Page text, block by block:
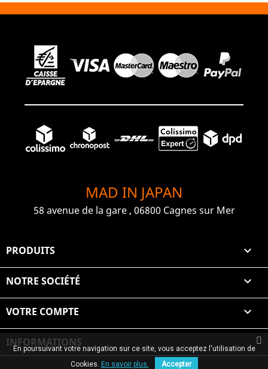
MAD IN JAPAN
58 avenue de la gare , 06800 Cagnes sur Mer
PRODUITS 
NOTRE SOCIÉTÉ 
VOTRE COMPTE 
INFORMATIONS
© 2026 Graiet Mehdi & Geelen
En poursuivant votre navigation sur ce site, vous acceptez l'utilisation de
Cookies. En savoir plus. Accepter